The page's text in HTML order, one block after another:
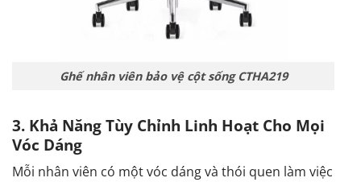
Ghế nhân viên bảo vệ cột sống CTHA219
3. Khả Năng Tùy Chỉnh Linh Hoạt Cho Mọi
Vóc Dáng
Mỗi nhân viên có một vóc dáng và thói quen làm việc